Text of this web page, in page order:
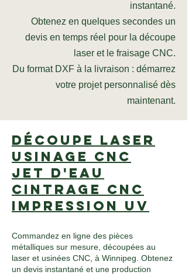
instantané.
Obtenez en quelques secondes un
devis en temps réel pour la découpe
laser et le fraisage CNC.
Du format DXF à la livraison : démarrez
votre projet personnalisé dès
maintenant.
Découpe laser
Usinage CNC
Jet d'eau
Cintrage CNC
Impression UV
Commandez en ligne des pièces
métalliques sur mesure, découpées au
laser et usinées CNC, à Winnipeg. Obtenez
un devis instantané et une production